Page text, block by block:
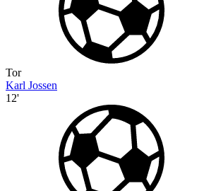
Tor
Karl Jossen
12'